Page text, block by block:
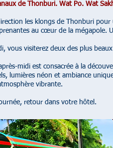
de Thonburi. Wat Po. Wat
les klongs de Thonburi
au cœur de la mégapole.
vous visiterez deux des plus
midi est consacrée à la
lumières néon et ambiance
vibrante.
retour dans votre hôtel.